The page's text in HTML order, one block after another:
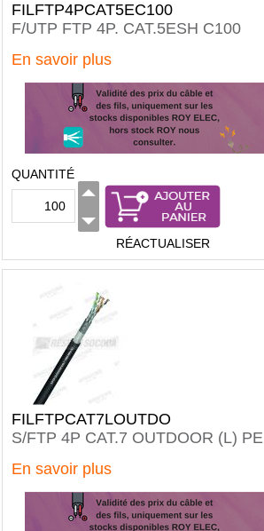
FILFTP4PCAT5EC100
F/UTP FTP 4P. CAT.5ESH C100
En savoir plus
QUANTITÉ
RÉACTUALISER
FILFTPCAT7LOUTDO
S/FTP 4P CAT.7 OUTDOOR (L) PE
En savoir plus